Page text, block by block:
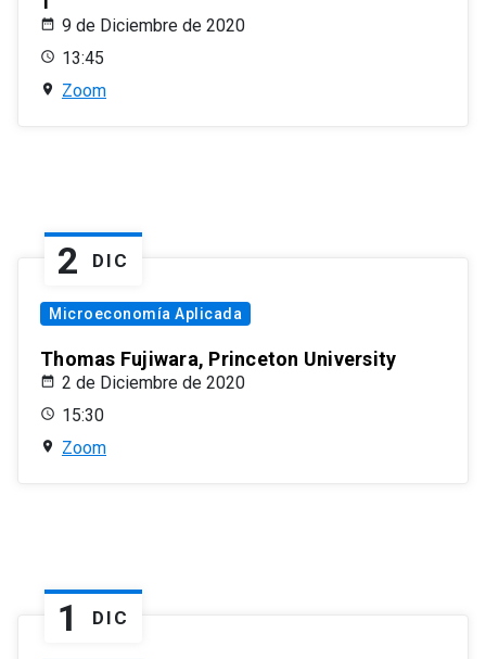
9 de Diciembre de 2020
13:45
Zoom
2 DIC
Microeconomía Aplicada
Thomas Fujiwara, Princeton University
2 de Diciembre de 2020
15:30
Zoom
1 DIC